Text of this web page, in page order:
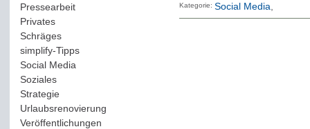
Pressearbeit(12)
Privates(193)
Schräges(161)
simplify-Tipps(123)
Social Media
Soziales(37)
Strategie(220)
Urlaubsrenovierung
Veröffentlichungen
Kategorie: Social Media